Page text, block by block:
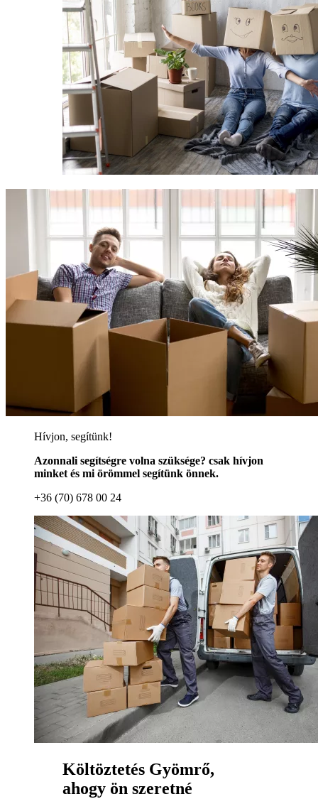
Hívjon, segítünk!
Azonnali segítségre volna szüksége? csak hívjon
minket és mi örömmel segítünk önnek.
+36 (70) 678 00 24
Költöztetés Gyömrő,
ahogy ön szeretné